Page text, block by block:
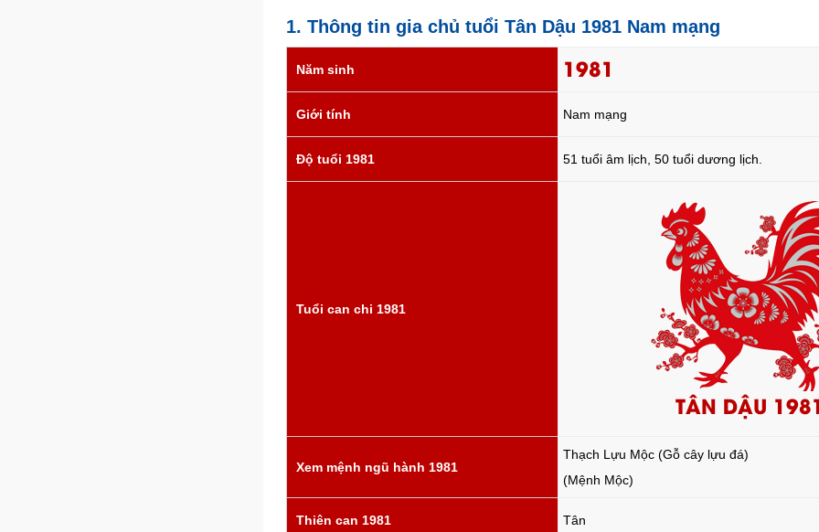
1. Thông tin gia chủ tuổi Tân Dậu 1981 Nam mạng
Năm sinh 1981
Giới tính Nam mạng
Độ tuổi 1981 51 tuổi âm lịch, 50 tuổi dương lịch.
Tuổi can chi 1981
TÂN DẬU
Xem mệnh ngũ hành 1981
Thạch Lựu Mộc (Gỗ cây lựu đá)
(Mệnh Mộc)
Thiên can 1981 Tân